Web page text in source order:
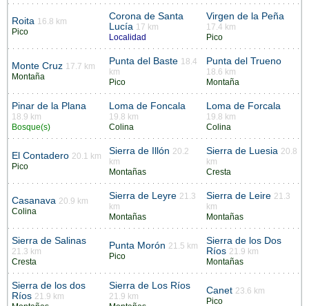
Roita 16.8 km
Pico
Corona de Santa
Lucía 17 km
Localidad
Virgen de la Peña
17.4 km
Pico
Monte Cruz 17.7 km
Montaña
Punta del Baste 18.4
km
Pico
Punta del Trueno
18.6 km
Montaña
Pinar de la Plana
18.9 km
Bosque(s)
Loma de Foncala
19.8 km
Colina
Loma de Forcala
19.8 km
Colina
El Contadero 20.1 km
Pico
Sierra de Illón 20.2
km
Montañas
Sierra de Luesia 20.8
km
Cresta
Casanava 20.9 km
Colina
Sierra de Leyre 21.3
km
Montañas
Sierra de Leire 21.3
km
Montañas
Sierra de Salinas
21.3 km
Cresta
Punta Morón 21.5 km
Pico
Sierra de los Dos
Ríos 21.9 km
Montañas
Sierra de los dos
Ríos 21.9 km
Sierra de Los Ríos
21.9 km
Canet 23.6 km
Pico